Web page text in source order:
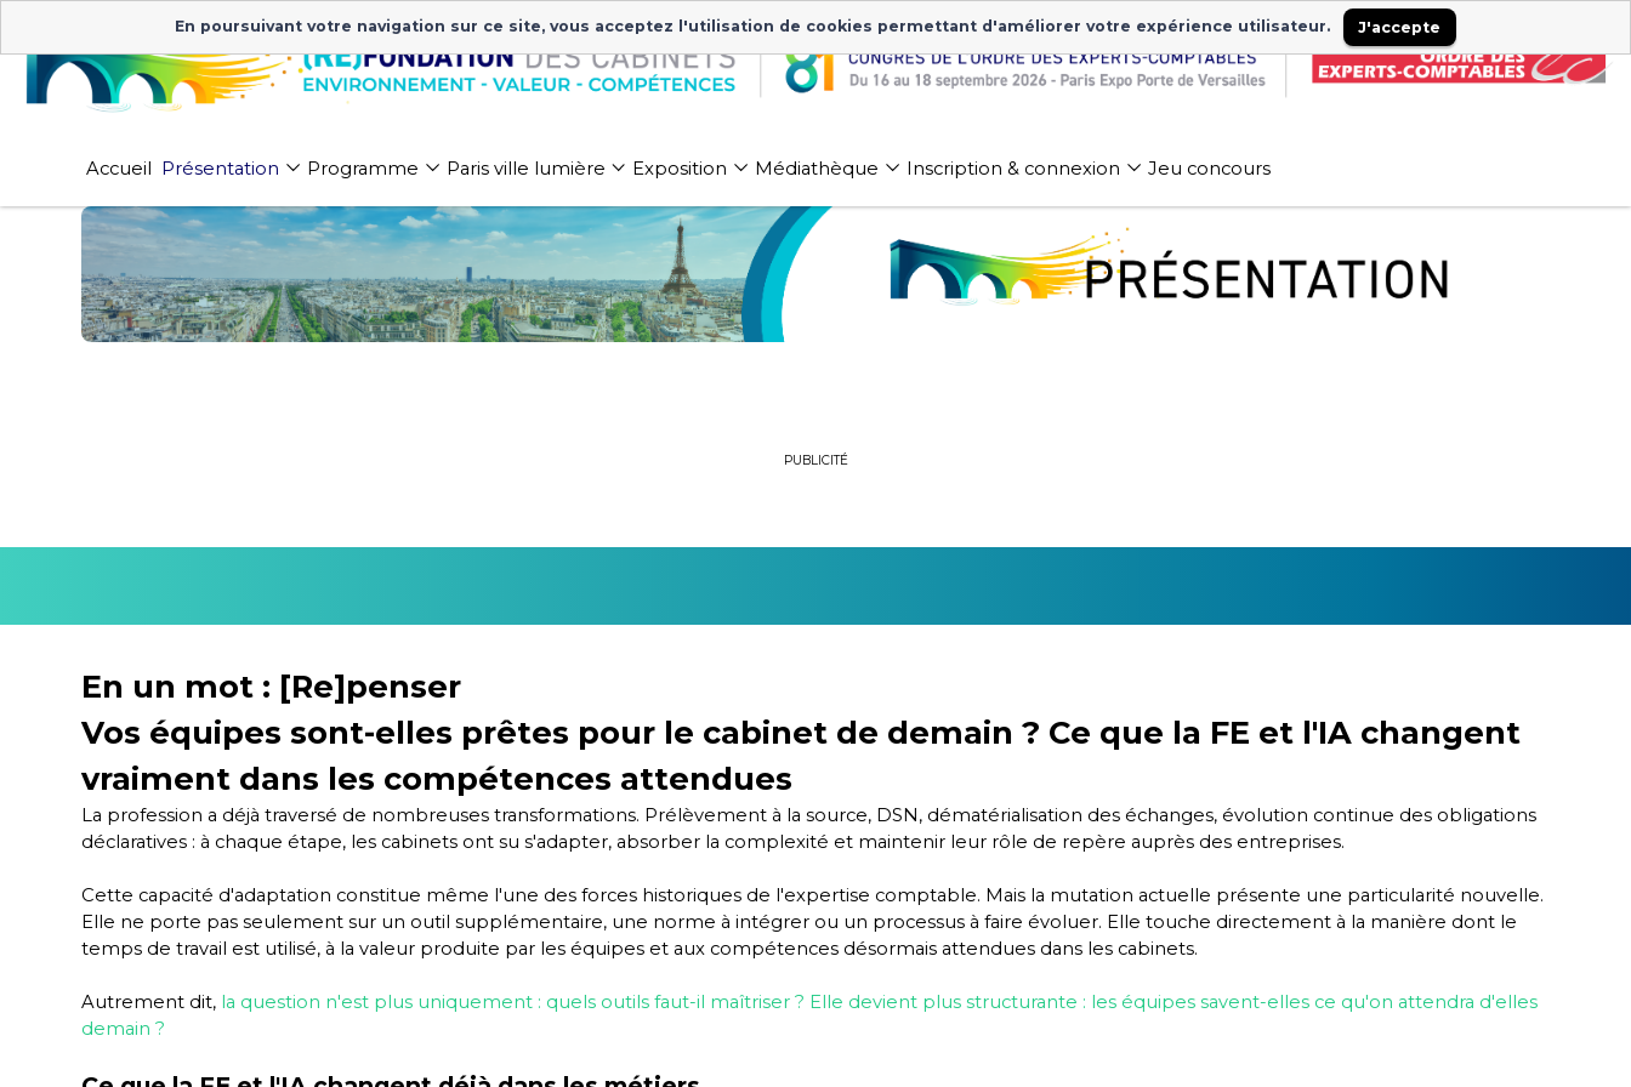
Accueil Présentation Programme Paris ville lumière Exposition Médiathèque Inscription & connexion Jeu concours
PUBLICITÉ
En un mot : [Re]penser
Vos équipes sont-elles prêtes pour le cabinet de demain ? Ce que la FE et l'IA changent
vraiment dans les compétences attendues
La profession a déjà traversé de nombreuses transformations. Prélèvement à la source, DSN, dématérialisation des échanges, évolution continue des obligations
déclaratives : à chaque étape, les cabinets ont su s'adapter, absorber la complexité et maintenir leur rôle de repère auprès des entreprises.
Cette capacité d'adaptation constitue même l'une des forces historiques de l'expertise comptable. Mais la mutation actuelle présente une particularité nouvelle.
Elle ne porte pas seulement sur un outil supplémentaire, une norme à intégrer ou un processus à faire évoluer. Elle touche directement à la manière dont le
temps de travail est utilisé, à la valeur produite par les équipes et aux compétences désormais attendues dans les cabinets.
Autrement dit, la question n'est plus uniquement : quels outils faut-il maîtriser ? Elle devient plus structurante : les équipes savent-elles ce qu'on attendra d'elles
demain ?
En poursuivant votre navigation sur ce site, vous acceptez l'utilisation de cookies permettant d'améliorer votre expérience utilisateur. J'accepte